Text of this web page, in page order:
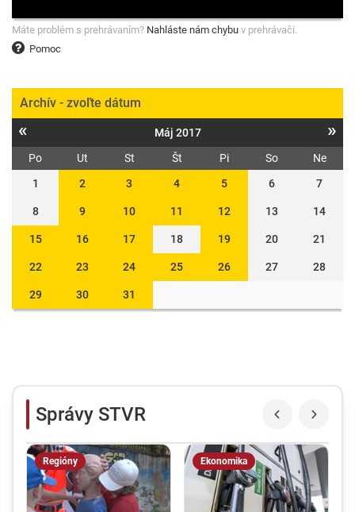
Pomoc
Máte problém s prehrávaním? Nahláste nám chybu v prehrávači.
Archív - zvoľte dátum
« Máj 2017 »
Po Ut St Št Pi So
Ne
1
2 3 4 5 6 7
8 9 10 11 12 13 14
15 16 17 18 19 20 21
22 23 24 25 26 27 28
29 30 31
Správy STVR
Regióny Ekonomika